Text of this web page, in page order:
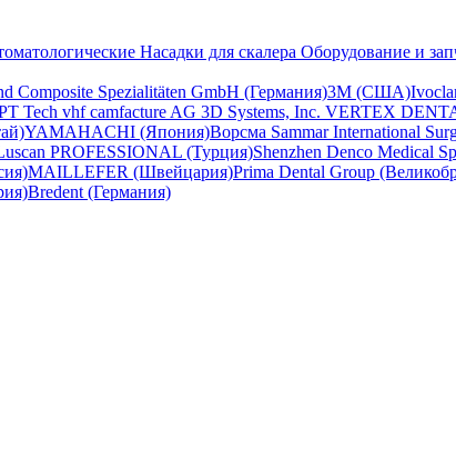
Насадки для скалера Оборудование и
Composite Spezialitäten GmbH (Германия)3M (США)
Tech vhf camfacture AG 3D Systems, Inc. VERTEX
YAMAHACHI (Япония)Ворсма Sammar International
PROFESSIONAL (Турция)Shenzhen Denco Medical
MAILLEFER (Швейцария)Prima Dental Group
Bredent (Германия)